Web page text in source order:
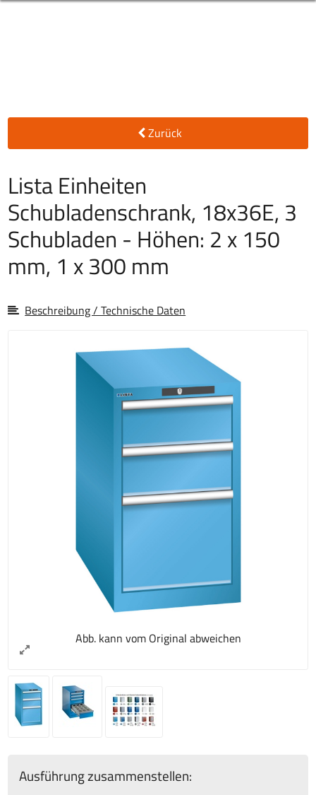
Zurück
Lista Einheiten
Schubladenschrank, 18x36E, 3
Schubladen - Höhen: 2 x 150
mm, 1 x 300 mm
Beschreibung / Technische Daten
Abb. kann vom Original abweichen
Ausführung zusammenstellen: